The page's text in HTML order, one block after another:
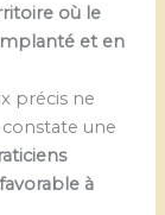
où le
et en
précis ne
une
à